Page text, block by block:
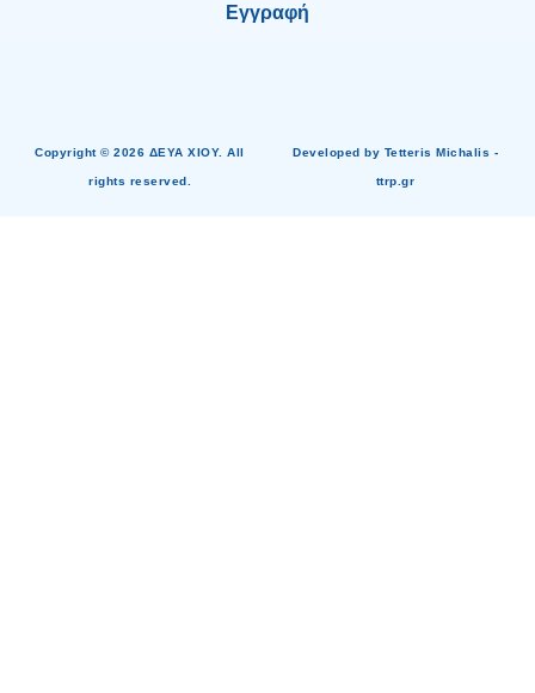
Εγγραφή
Copyright © 2026 ΔΕΥΑ ΧΙΟΥ. All
rights reserved.
Developed by Tetteris Michalis -
ttrp.gr